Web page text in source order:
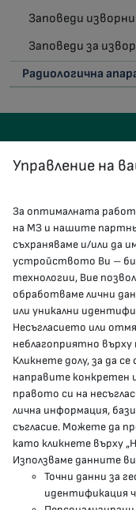
Заповеди
Заповеди за
Радиологична
КОНТАКТИ
гр.София,
МЗ В
Facebook
Instragram
YouTube канал
Управление на
За оптималната
на МЗ и нашите
съхраняваме и/или да
устройството Ви –
технологии, Вие
обработваме лични
или уникални
Несъгласието или
неблагоприятно
Кликнете долу, за да
направите конкретен
правото си на
лична информация,
съгласие. Можете да
като кликнете върху
Използваме данните
Точни данни за
идентификация